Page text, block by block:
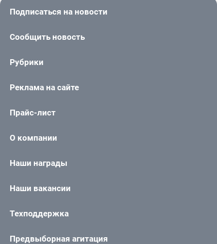
Подписаться на новости
Сообщить новость
Рубрики
Реклама на сайте
Прайс-лист
О компании
Наши награды
Наши вакансии
Техподдержка
Предвыборная агитация